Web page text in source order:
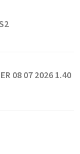
08 07 2026 1.40